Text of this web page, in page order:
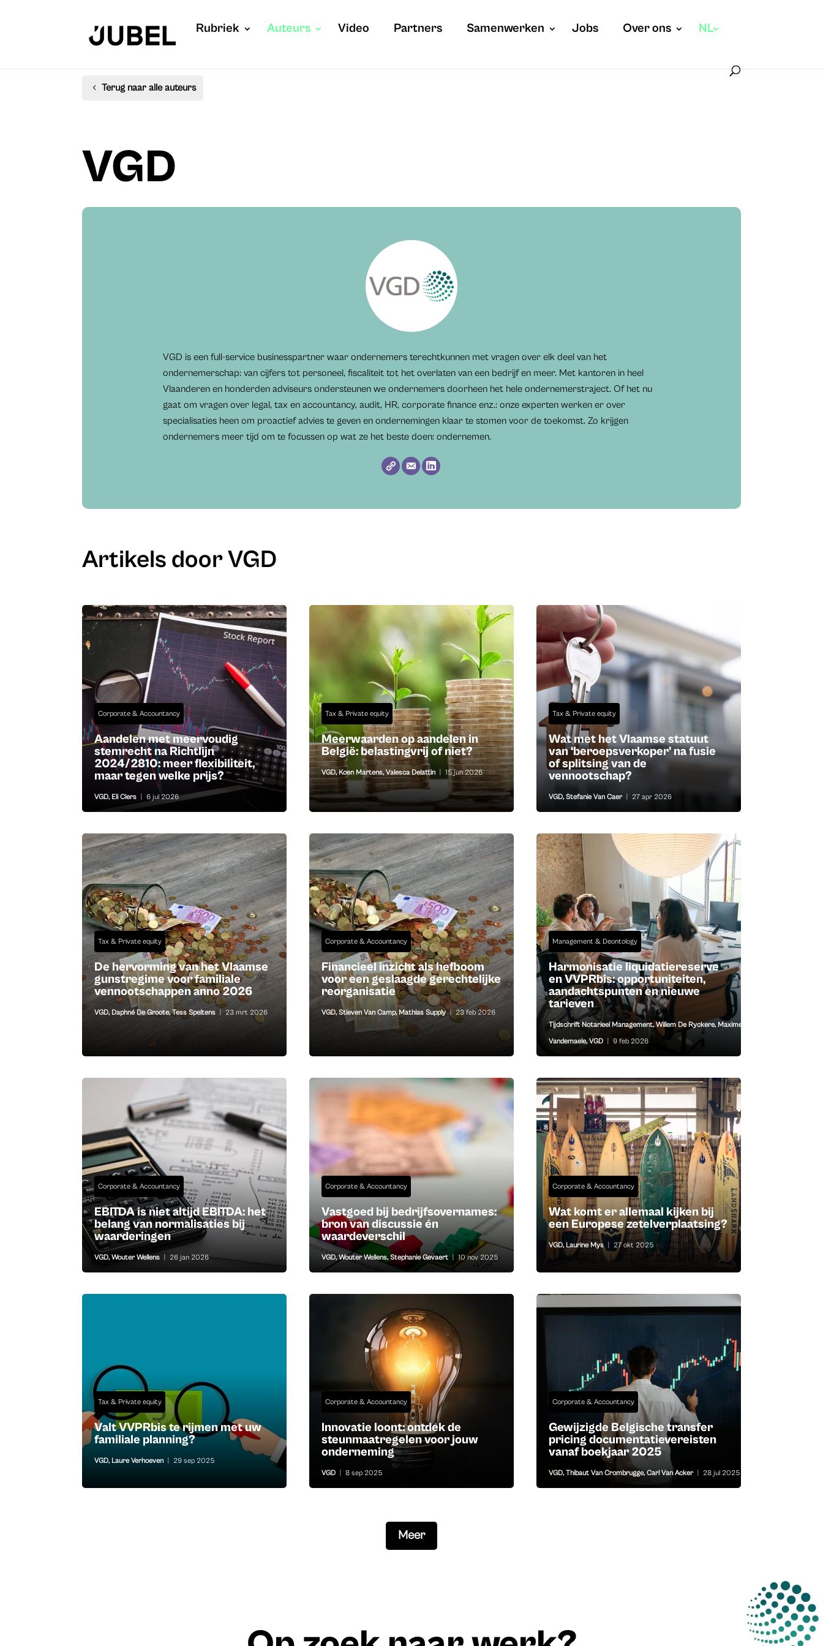
Rubriek Auteurs Video Partners Samenwerken Jobs Over ons NL
Terug naar alle auteurs
VGD
VGD is een full-service businesspartner waar ondernemers terechtkunnen met vragen over elk deel van het
ondernemerschap: van cijfers tot personeel, fiscaliteit tot het overlaten van een bedrijf en meer. Met kantoren in heel
Vlaanderen en honderden adviseurs ondersteunen we ondernemers doorheen het hele ondernemerstraject. Of het nu
gaat om vragen over legal, tax en accountancy, audit, HR, corporate finance enz.: onze experten werken er over
specialisaties heen om proactief advies te geven en ondernemingen klaar te stomen voor de toekomst. Zo krijgen
ondernemers meer tijd om te focussen op wat ze het beste doen: ondernemen.
Artikels door VGD
Corporate & Accountancy
Aandelen met meervoudig
stemrecht na Richtlijn
2024/2810: meer flexibiliteit,
maar tegen welke prijs?
VGD, Eli Ciers 6 jul 2026
Tax & Private equity
Meerwaarden op aandelen in
België: belastingvrij of niet?
VGD,Koen Martens,Valesca Delattin 15 jun 2026
Tax & Private equity
Wat met het Vlaamse statuut
van ‘beroepsverkoper’ na fusie
of splitsing van de
vennootschap?
VGD,Stefanie Van Caer 27 apr 2026
Tax & Private equity
De hervorming van het Vlaamse
gunstregime voor familiale
vennootschappen anno 2026
VGD, Daphné De Groote,Tess Speltens 23 mrt 2026
Corporate & Accountancy
Financieel inzicht als hefboom
voor een geslaagde gerechtelijke
reorganisatie
VGD,Stieven Van Camp, Mathias Supply | 23 feb 2026
Management & Deontology
Harmonisatie liquidatiereserve
en VVPRbis: opportuniteiten,
aandachtspunten en nieuwe
tarieven
Tijdschrift Notarieel Management,Willem De Ryckere, Maxime
Vandemaele,VGD 9 feb 2026
Corporate & Accountancy
EBITDA is niet altijd EBITDA: het
belang van normalisaties bij
waarderingen
VGD,Wouter Wellens 26 jan 2026
Corporate & Accountancy
Vastgoed bij bedrijfsovernames:
bron van discussie én
waardeverschil
VGD,Wouter Wellens,Stephanie Gevaert 10 nov 2025
Corporate & Accountancy
Wat komt er allemaal kijken bij
een Europese zetelverplaatsing?
VGD, Laurine Mys 27 okt 2025
Tax & Private equity
Valt VVPRbis te rijmen met uw
familiale planning?
VGD, Laure Verhoeven 29 sep 2025
Corporate & Accountancy
Innovatie loont: ontdek de
steunmaatregelen voor jouw
onderneming
VGD 8 sep 2025
Corporate & Accountancy
Gewijzigde Belgische transfer
pricing documentatievereisten
vanaf boekjaar 2025
VGD,Thibaut Van Crombrugge,Carl Van Acker 28 jul 2025
Meer